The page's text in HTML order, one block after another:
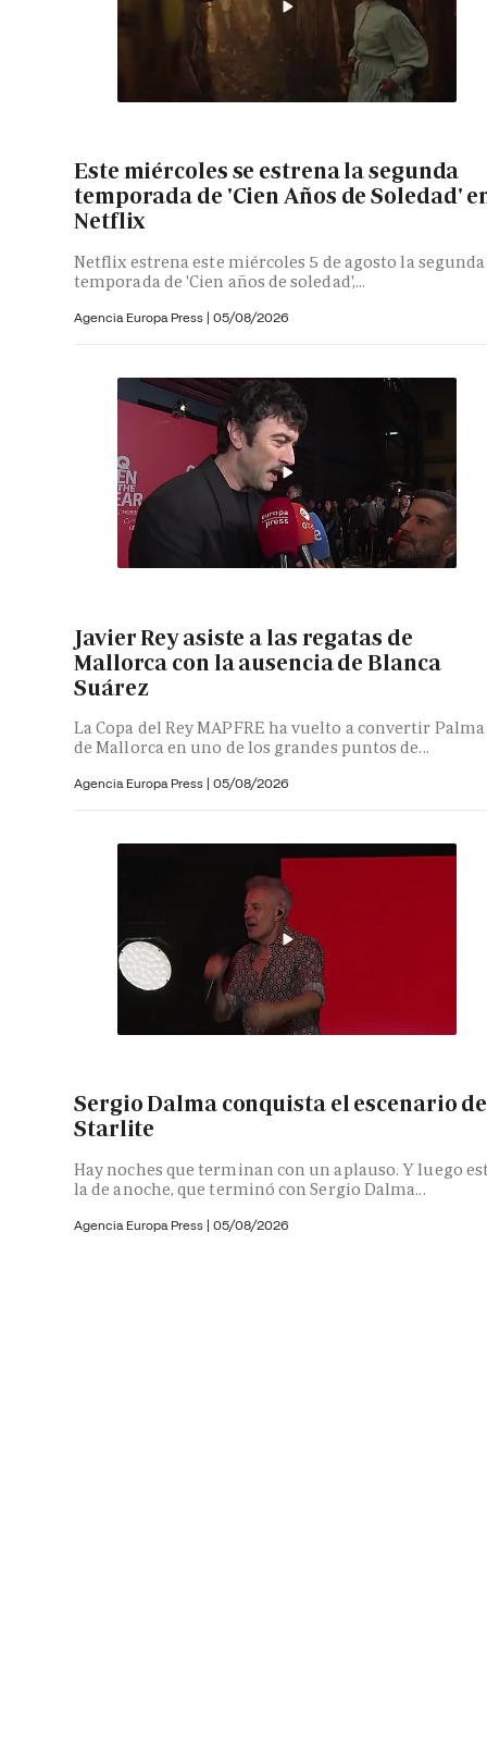
Este miércoles se estrena la segunda
temporada de 'Cien Años de Soledad'
Netflix
Netflix estrena este miércoles 5 de agosto la segunda
temporada de 'Cien años de soledad',...
Agencia Europa Press | 05/08/2026
Javier Rey asiste a las regatas de
Mallorca con la ausencia de Blanca
Suárez
La Copa del Rey MAPFRE ha vuelto a convertir Palma
de Mallorca en uno de los grandes puntos de...
Agencia Europa Press | 05/08/2026
Sergio Dalma conquista el escenario de
Starlite
Hay noches que terminan con un aplauso. Y luego
la de anoche, que terminó con Sergio Dalma...
Agencia Europa Press | 05/08/2026